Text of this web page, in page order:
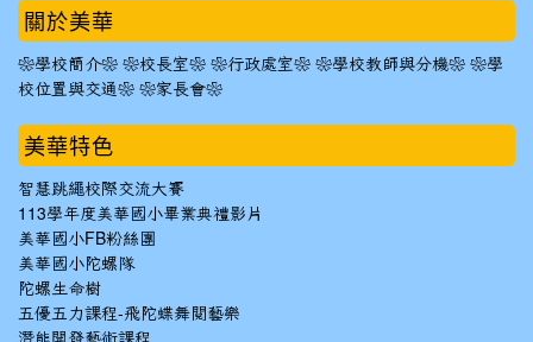
::: 關於美華
❀學校簡介❀ ❀校長室❀ ❀行政處室❀ ❀學校教師與分機❀ ❀學
校位置與交通❀ ❀家長會❀
美華特色
智慧跳繩校際交流大賽
113學年度美華國小畢業典禮影片
美華國小FB粉絲團
美華國小陀螺隊
陀螺生命樹
五優五力課程-飛陀蝶舞閱藝樂
潛能開發藝術課程